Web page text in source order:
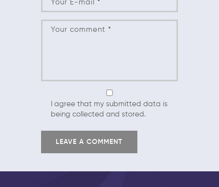
I agree that my submitted data is
being collected and stored.